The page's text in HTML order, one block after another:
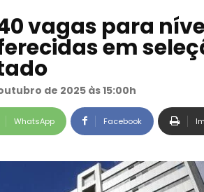
vagas para
em
de 2025 às 15:00h
WhatsApp Facebook